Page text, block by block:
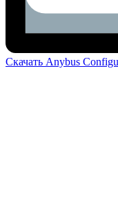
Скачать Anybus